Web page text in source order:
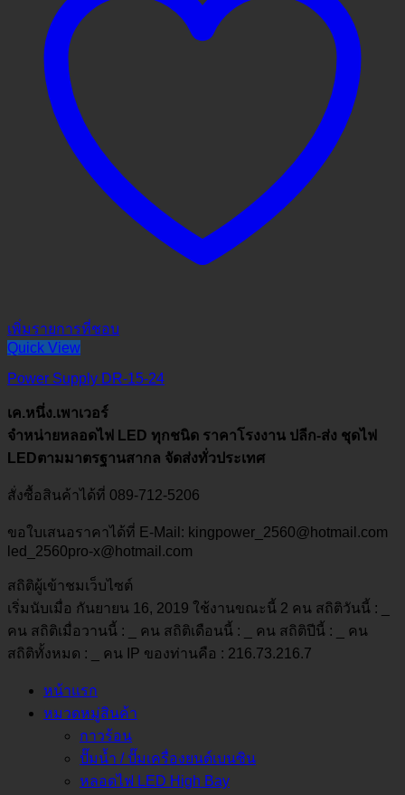
เพิ่มรายการที่ชอบ
Quick View
Power Supply DR-15-24
เค.หนึ่ง.เพาเวอร์
จำหน่ายหลอดไฟ LED ทุกชนิด ราคาโรงงาน ปลีก-ส่ง ชุดไฟ
LEDตามมาตรฐานสากล จัดส่งทั่วประเทศ
สั่งซื้อสินค้าได้ที่ 089-712-5206
ขอใบเสนอราคาได้ที่ E-Mail: kingpower_2560@hotmail.com
led_2560pro-x@hotmail.com
สถิติผู้เข้าชมเว็บไซต์
เริ่มนับเมื่อ กันยายน 16, 2019 ใช้งานขณะนี้ 2 คน สถิติวันนี้ :
คน สถิติเมื่อวานนี้ :
คน สถิติเดือนนี้ : คน สถิติปีนี้ :
คน
สถิติทั้งหมด :
คน IP ของท่านคือ : 216.73.216.7
หน้าแรก
หมวดหมู่สินค้า
กาวร้อน
ปั๊มน้ำ / ปั๊มเครื่องยนต์เบนซิน
หลอดไฟ LED High Bay